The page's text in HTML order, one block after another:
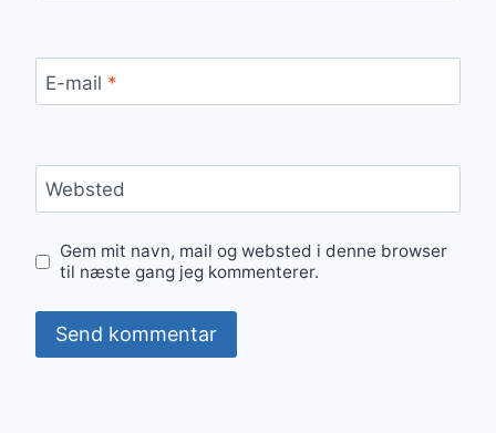
E-mail *
Websted
Gem mit navn, mail og websted i denne browser
til næste gang jeg kommenterer.